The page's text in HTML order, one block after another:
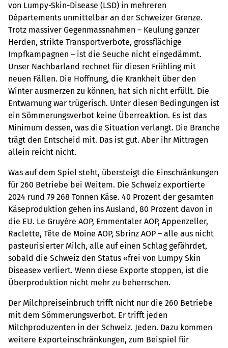
von Lumpy-Skin-Disease (LSD) in mehreren
Départements unmittelbar an der Schweizer Grenze.
Trotz massiver Gegenmassnahmen – Keulung ganzer
Herden, strikte Transportverbote, grossflächige
Impfkampagnen – ist die Seuche nicht eingedämmt.
Unser Nachbarland rechnet für diesen Frühling mit
neuen Fällen. Die Hoffnung, die Krankheit über den
Winter ausmerzen zu können, hat sich nicht erfüllt. Die
Entwarnung war trügerisch. Unter diesen Bedingungen ist
ein Sömmerungsverbot keine Überreaktion. Es ist das
Minimum dessen, was die Situation verlangt. Die Branche
trägt den Entscheid mit. Das ist gut. Aber ihr Mittragen
allein reicht nicht.
Was auf dem Spiel steht, übersteigt die Einschränkungen
für 260 Betriebe bei Weitem. Die Schweiz exportierte
2024 rund 79 268 Tonnen Käse. 40 Prozent der gesamten
Käseproduktion gehen ins Ausland, 80 Prozent davon in
die EU. Le Gruyère AOP, Emmentaler AOP, Appenzeller,
Raclette, Tête de Moine AOP, Sbrinz AOP – alle aus nicht
pasteurisierter Milch, alle auf einen Schlag gefährdet,
sobald die Schweiz den Status «frei von Lumpy Skin
Disease» verliert. Wenn diese Exporte stoppen, ist die
Überproduktion nicht mehr zu beherrschen.
Der Milchpreiseinbruch trifft nicht nur die 260 Betriebe
mit dem Sömmerungsverbot. Er trifft jeden
Milchproduzenten in der Schweiz. Jeden. Dazu kommen
weitere Exporteinschränkungen, zum Beispiel für